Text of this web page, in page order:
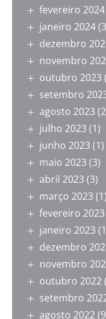
fevereiro 2024
janeiro 2024
dezembro
novembro
outubro 2023
setembro
agosto 2023
julho 2023 (1)
junho 2023 (1)
maio 2023 (3)
abril 2023 (3)
março 2023 (1)
fevereiro 2023
janeiro 2023
dezembro
novembro
outubro 2022
setembro
agosto 2022